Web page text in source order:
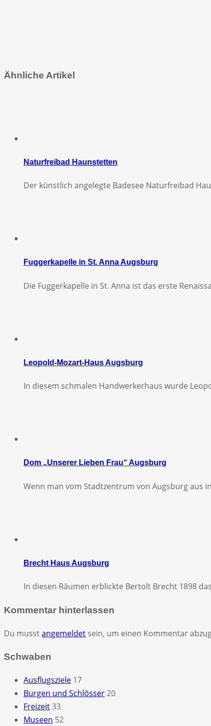
Ähnliche Artikel
Naturfreibad Haunstetten
Der künstlich angelegte Badesee Naturfreibad
Fuggerkapelle in St. Anna Augsburg
Die Fuggerkapelle in St. Anna ist das erste
Leopold-Mozart-Haus Augsburg
In diesem schmalen Handwerkerhaus wurde
Dom „Unserer Lieben Frau“ Augsburg
Wenn man vom Stadtzentrum von Augsburg aus
Brecht Haus Augsburg
In diesen Räumen erblickte Bertolt Brecht 1898
Kommentar hinterlassen
Du musstangemeldet sein, um einen Kommentar
Schwaben
Ausflugsziele 17
Burgen und Schlösser20
Freizeit33
Museen 52